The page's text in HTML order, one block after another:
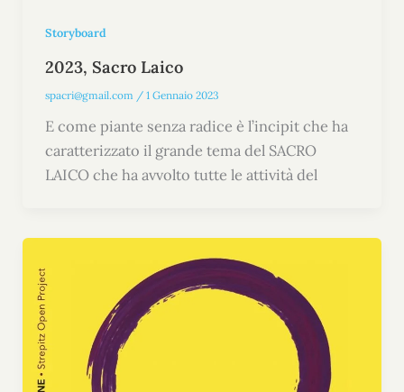
Storyboard
2023, Sacro Laico
spacri@gmail.com / 1 Gennaio 2023
E come piante senza radice è l’incipit che ha
caratterizzato il grande tema del SACRO
LAICO che ha avvolto tutte le attività del